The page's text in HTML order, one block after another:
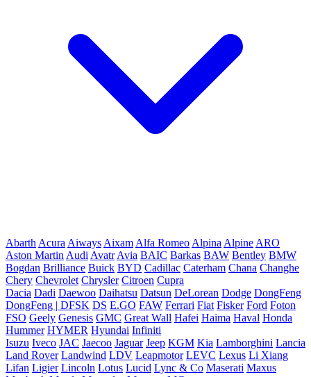
Abarth Acura Aiways Aixam Alfa Romeo Alpina Alpine ARO
Aston Martin Audi Avatr Avia BAIC Barkas BAW Bentley BMW
Bogdan Brilliance Buick BYD Cadillac Caterham Chana Changhe
Chery Chevrolet Chrysler Citroen Cupra
Dacia Dadi Daewoo Daihatsu Datsun DeLorean Dodge DongFeng
DongFeng | DFSK DS E.GO FAW Ferrari Fiat Fisker Ford Foton
FSO Geely Genesis GMC Great Wall Hafei Haima Haval Honda
Hummer HYMER Hyundai Infiniti
Isuzu Iveco JAC Jaecoo Jaguar Jeep KGM Kia Lamborghini Lancia
Land Rover Landwind LDV Leapmotor LEVC Lexus Li Xiang
Lifan Ligier Lincoln Lotus Lucid Lync & Co Maserati Maxus